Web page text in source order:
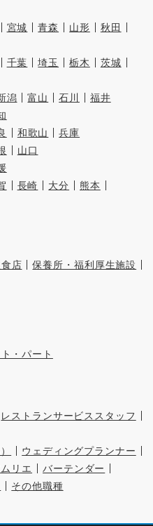
宮城 青森 山形
秋田
千葉 埼玉 栃木
茨城
潟 富山 石川
福井
和歌山
兵庫
山口
長崎 大分
熊本
店
保養所・福利厚生施設
・パート
レストランサービススタッフ
ウェディングプランナー
ムリエ
バーテンダー
その他職種